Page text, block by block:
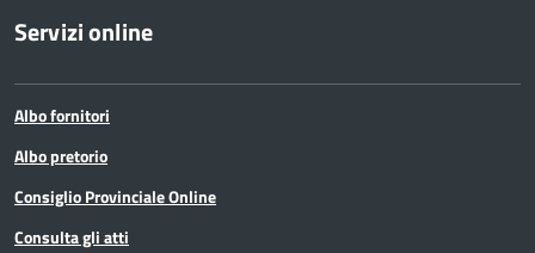
Servizi online
Albo fornitori
Albo pretorio
Consiglio Provinciale Online
Consulta gli atti